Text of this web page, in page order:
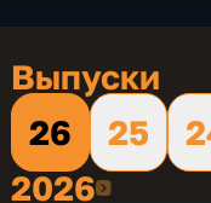
Выпуски
26
25
20262026